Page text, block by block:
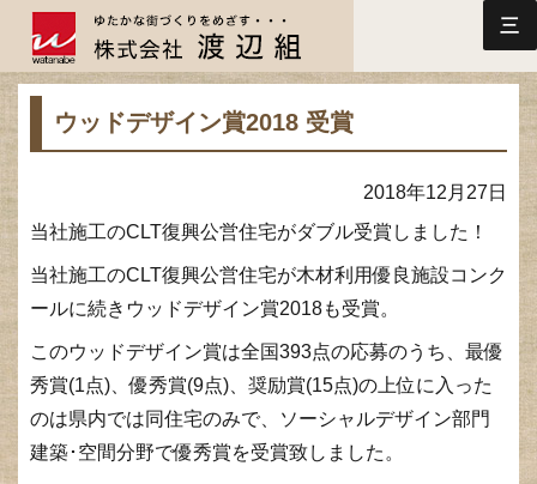
三
ウッドデザイン賞2018 受賞
2018年12月27日
当社施工のCLT復興公営住宅がダブル受賞しました！
当社施工のCLT復興公営住宅が木材利用優良施設コンク
ールに続きウッドデザイン賞2018も受賞。
このウッドデザイン賞は全国393点の応募のうち、最優
秀賞(1点)、優秀賞(9点)、奨励賞(15点)の上位に入った
のは県内では同住宅のみで、ソーシャルデザイン部門
建築･空間分野で優秀賞を受賞致しました。